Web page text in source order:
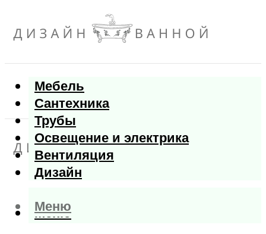
Мебель
Сантехника
Трубы
Освещение и электрика
Вентиляция
Дизайн
Меню
Меню